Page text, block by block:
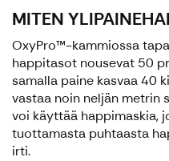
MITEN
OxyPro™-kammiossa
happitasot nousevat 50
samalla paine kasvaa 40
vastaa noin neljän metrin
voi käyttää happimaskia,
tuottamasta puhtaasta
irti.